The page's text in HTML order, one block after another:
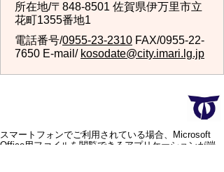
所在地/〒848-8501 佐賀県伊万里市立
花町1355番地1
電話番号/0955-23-2310 FAX/0955-22-
7650 E-mail/ kosodate@city.imari.lg.jp
スマートフォンでご利用されている場合、Microsoft
Office用ファイルを閲覧できるアプリケーションが端